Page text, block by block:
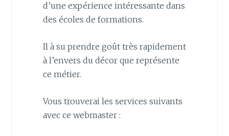
d’une expérience intéressante dans
des écoles de formations.
Il à su prendre goût très rapidement
à l’envers du décor que représente
ce métier.
Vous trouverai les services suivants
avec ce webmaster :